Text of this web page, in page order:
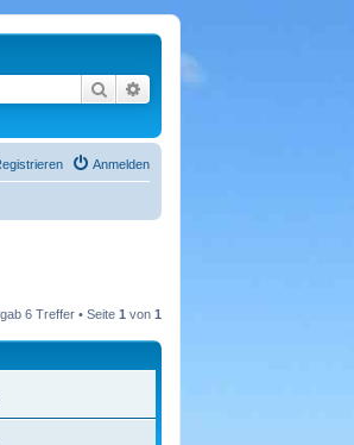
Suche Erweiterte Suche
Anmelden
6 Treffer • Seite 1 von 1